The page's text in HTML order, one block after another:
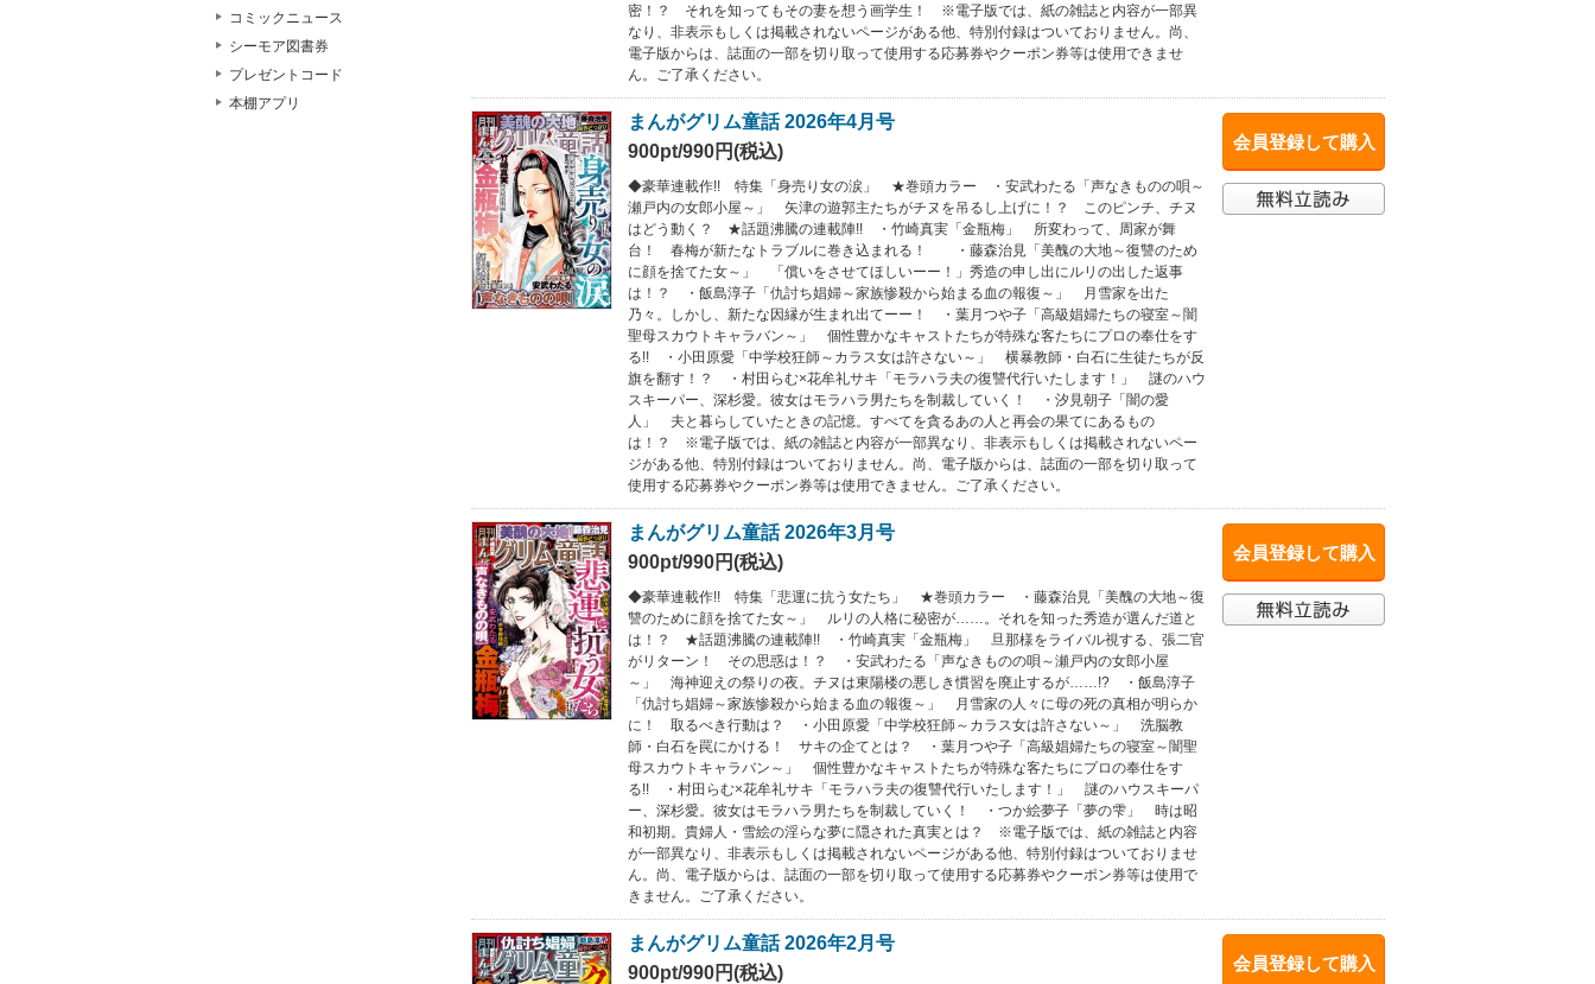
コミックニュース
シーモア図書券
プレゼントコード
本棚アプリ
密！？ それを知ってもその妻を想う画学生！ ※電子版では、紙の雑誌と内容が一部異
なり、非表示もしくは掲載されないページがある他、特別付録はついておりません。尚、
電子版からは、誌面の一部を切り取って使用する応募券やクーポン券等は使用できませ
ん。ご了承ください。
会員登録して購入
まんがグリム童話 2026年4月号
900pt/990円(税込)
◆豪華連載作!! 特集「身売り女の涙」 ★巻頭カラー ・安武わたる「声なきものの唄～
瀬戸内の女郎小屋～」 矢津の遊郭主たちがチヌを吊るし上げに！？ このピンチ、チヌ
はどう動く？ ★話題沸騰の連載陣!! ・竹崎真実「金瓶梅」 所変わって、周家が舞
台！ 春梅が新たなトラブルに巻き込まれる！ ・藤森治見「美醜の大地～復讐のため
に顔を捨てた女～」 「償いをさせてほしいーー！」秀造の申し出にルリの出した返事
は！？ ・飯島淳子「仇討ち娼婦～家族惨殺から始まる血の報復～」 月雪家を出た
乃々。しかし、新たな因縁が生まれ出てーー！ ・葉月つや子「高級娼婦たちの寝室～闇
聖母スカウトキャラバン～」 個性豊かなキャストたちが特殊な客たちにプロの奉仕をす
る!! ・小田原愛「中学校狂師～カラス女は許さない～」 横暴教師・白石に生徒たちが反
旗を翻す！？ ・村田らむ×花牟礼サキ「モラハラ夫の復讐代行いたします！」 謎のハウ
スキーパー、深杉愛。彼女はモラハラ男たちを制裁していく！ ・汐見朝子「闇の愛
人」 夫と暮らしていたときの記憶。すべてを貪るあの人と再会の果てにあるもの
は！？ ※電子版では、紙の雑誌と内容が一部異なり、非表示もしくは掲載されないペー
ジがある他、特別付録はついておりません。尚、電子版からは、誌面の一部を切り取って
使用する応募券やクーポン券等は使用できません。ご了承ください。
会員登録して購入
まんがグリム童話 2026年3月号
900pt/990円(税込)
◆豪華連載作!! 特集「悲運に抗う女たち」 ★巻頭カラー ・藤森治見「美醜の大地～復
讐のために顔を捨てた女～」 ルリの人格に秘密が……。それを知った秀造が選んだ道と
は！？ ★話題沸騰の連載陣!! ・竹崎真実「金瓶梅」 旦那様をライバル視する、張二官
がリターン！ その思惑は！？ ・安武わたる「声なきものの唄～瀬戸内の女郎小屋
～」 海神迎えの祭りの夜。チヌは東陽楼の悪しき慣習を廃止するが……!? ・飯島淳子
「仇討ち娼婦～家族惨殺から始まる血の報復～」 月雪家の人々に母の死の真相が明らか
に！ 取るべき行動は？ ・小田原愛「中学校狂師～カラス女は許さない～」 洗脳教
師・白石を罠にかける！ サキの企てとは？ ・葉月つや子「高級娼婦たちの寝室～闇聖
母スカウトキャラバン～」 個性豊かなキャストたちが特殊な客たちにプロの奉仕をす
る!! ・村田らむ×花牟礼サキ「モラハラ夫の復讐代行いたします！」 謎のハウスキーパ
ー、深杉愛。彼女はモラハラ男たちを制裁していく！ ・つか絵夢子「夢の雫」 時は昭
和初期。貴婦人・雪絵の淫らな夢に隠された真実とは？ ※電子版では、紙の雑誌と内容
が一部異なり、非表示もしくは掲載されないページがある他、特別付録はついておりませ
ん。尚、電子版からは、誌面の一部を切り取って使用する応募券やクーポン券等は使用で
きません。ご了承ください。
会員登録して購入
まんがグリム童話 2026年2月号
900pt/990円(税込)